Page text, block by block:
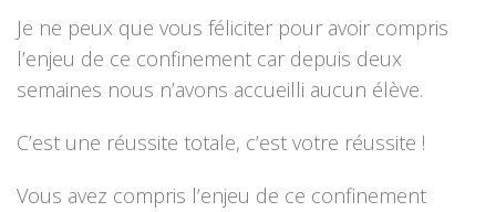
Je ne peux que vous féliciter pour avoir compris
l’enjeu de ce confinement car depuis deux
semaines nous n’avons accueilli aucun élève.
C’est une réussite totale, c’est votre réussite !
Vous avez compris l’enjeu de ce confinement